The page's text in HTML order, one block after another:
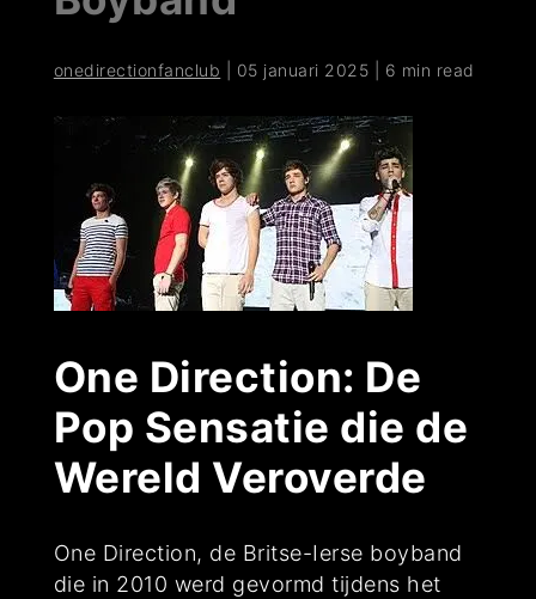
onedirectionfanclub 05 januari 2025 6 min read
One Direction: De
Pop Sensatie die de
Wereld Veroverde
One Direction, de Britse-Ierse boyband
die in 2010 werd gevormd tijdens het